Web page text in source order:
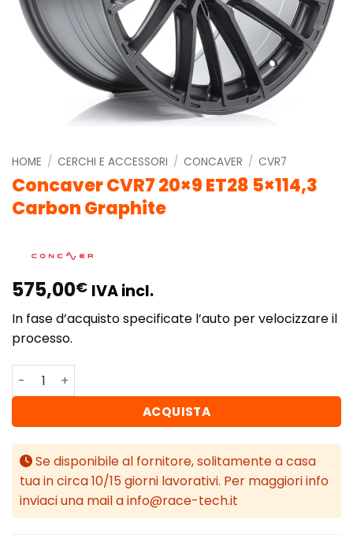
HOME / CERCHI E ACCESSORI / CONCAVER / CVR7
Concaver CVR7 20×9 ET28 5×114,3
Carbon Graphite
575,00€ IVA incl.
In fase d’acquisto specificate l’auto per velocizzare il
processo.
Concaver CVR7 20x9 ET28 5x114,3 Carbon Graphite
ACQUISTA
Se disponibile al fornitore, solitamente a casa
tua in circa 10/15 giorni lavorativi. Per maggiori info
inviaci una mail a info@race-tech.it